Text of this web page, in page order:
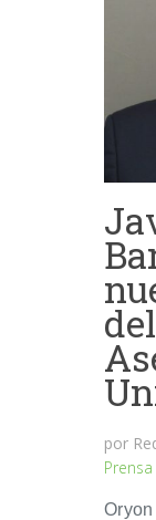
por
Prensa